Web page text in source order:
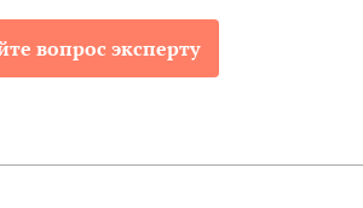
вопрос эксперту